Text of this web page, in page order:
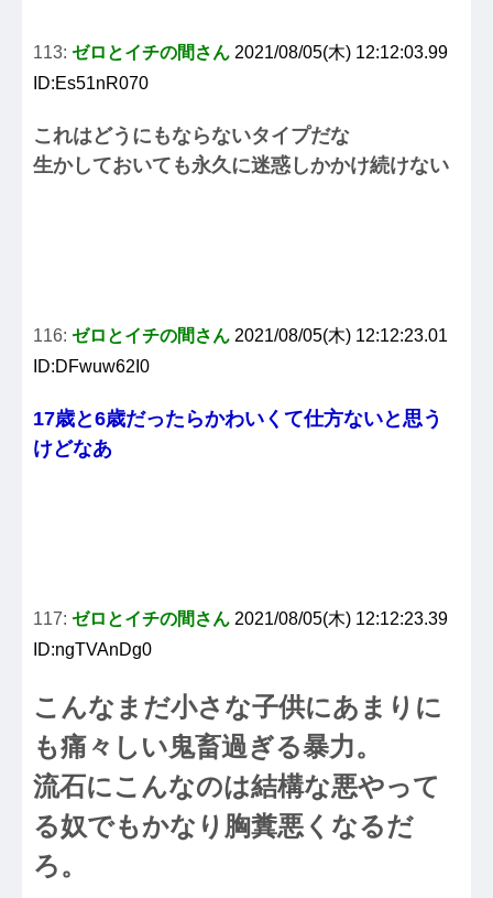
113: ゼロとイチの間さん 2021/08/05(木) 12:12:03.99
ID:Es51nR070
これはどうにもならないタイプだな
生かしておいても永久に迷惑しかかけ続けない
116: ゼロとイチの間さん 2021/08/05(木) 12:12:23.01
ID:DFwuw62I0
17歳と6歳だったらかわいくて仕方ないと思う
けどなあ
117: ゼロとイチの間さん 2021/08/05(木) 12:12:23.39
ID:ngTVAnDg0
こんなまだ小さな子供にあまりに
も痛々しい鬼畜過ぎる暴力。
流石にこんなのは結構な悪やって
る奴でもかなり胸糞悪くなるだ
ろ。